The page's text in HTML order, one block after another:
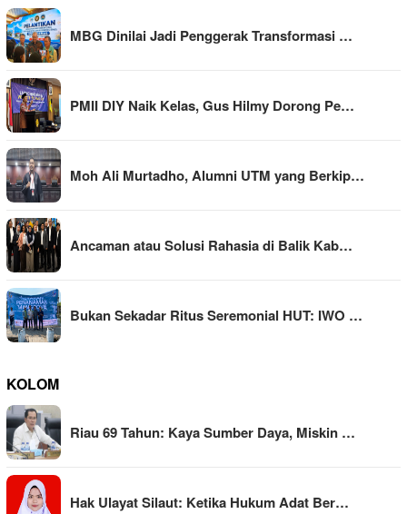
MBG Dinilai Jadi Penggerak Transformasi …
PMII DIY Naik Kelas, Gus Hilmy Dorong Pe…
Moh Ali Murtadho, Alumni UTM yang Berkip…
Ancaman atau Solusi Rahasia di Balik Kab…
Bukan Sekadar Ritus Seremonial HUT: IWO …
KOLOM
Riau 69 Tahun: Kaya Sumber Daya, Miskin …
Hak Ulayat Silaut: Ketika Hukum Adat Ber…